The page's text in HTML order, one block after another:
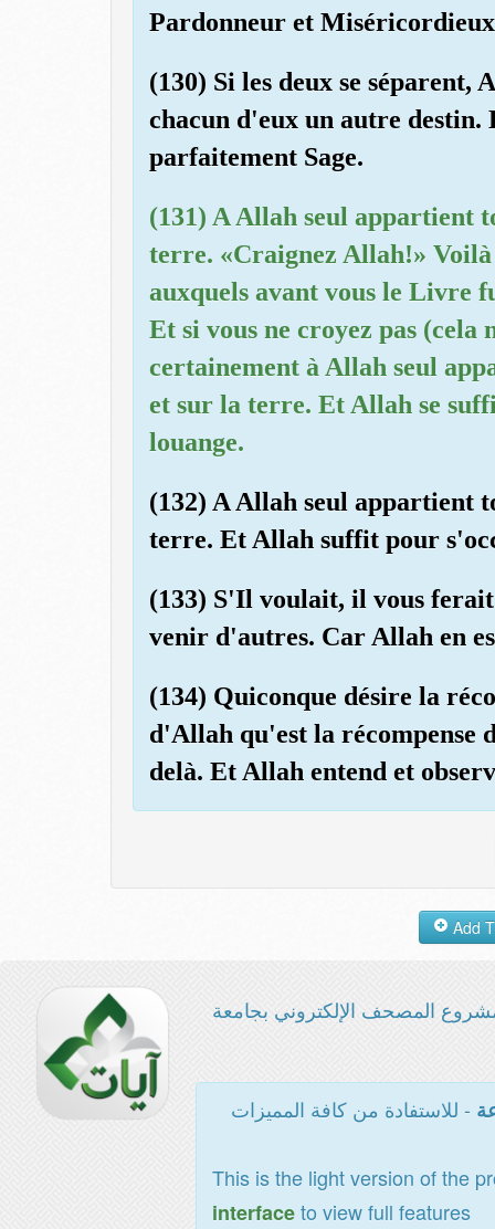
Pardonneur et
(130) Si les deux se séparent,
chacun d'eux un autre destin.
parfaitement Sage.
(131) A Allah seul appartient
terre. «Craignez Allah!» Voilà
auxquels avant vous le Livre
Et si vous ne croyez pas
certainement à Allah seul
et sur la terre. Et Allah se
louange.
(132) A Allah seul appartient
terre. Et Allah suffit pour
(133) S'Il voulait, il vous
venir d'autres. Car Allah en
(134) Quiconque désire la
d'Allah qu'est la récompense
delà. Et Allah entend et
المصحف الإلكتروني بجامعة
- للاستفادة من كافة المميزات
This is the light version of the
interfaceto view full features